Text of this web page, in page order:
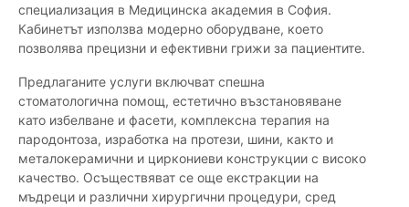
специализация в Медицинска академия в София.
Кабинетът използва модерно оборудване, което
позволява прецизни и ефективни грижи за пациентите.
Предлаганите услуги включват спешна
стоматологична помощ, естетично възстановяване
като избелване и фасети, комплексна терапия на
пародонтоза, изработка на протези, шини, както и
металокерамични и циркониеви конструкции с високо
качество. Осъществяват се още екстракции на
мъдреци и различни хирургични процедури, сред